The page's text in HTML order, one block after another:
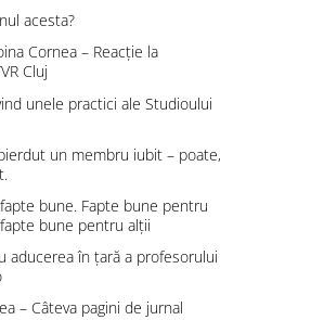
acesta?
Cornea – Reacție la
Cluj
unele practici ale Studioului
un membru iubit – poate,
bune. Fapte bune pentru
bune pentru alții
aducerea în ţară a profesorului
– Câteva pagini de jurnal